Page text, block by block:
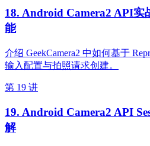
18. Android Camera2 API
能
介绍 GeekCamera2 中如何基于
输入配置与拍照请求创建。
第 19 讲
19. Android Camera2 API
解